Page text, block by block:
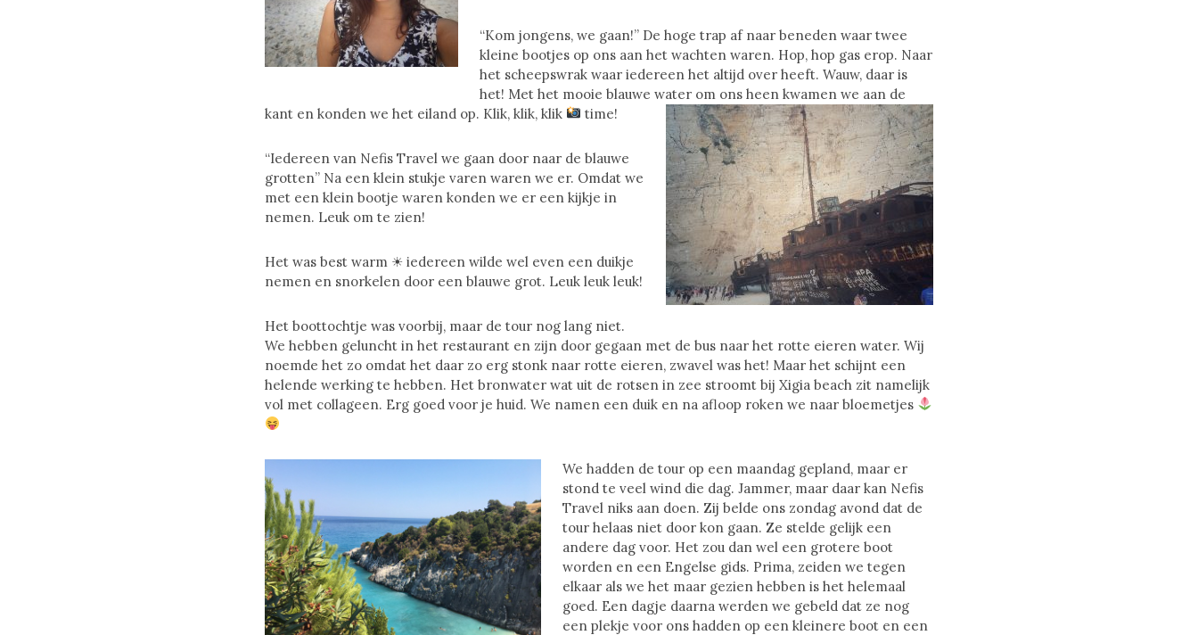
“Kom jongens, we gaan!” De hoge trap af naar beneden waar twee
kleine bootjes op ons aan het wachten waren. Hop, hop gas erop. Naar
het scheepswrak waar iedereen het altijd over heeft. Wauw, daar is
het! Met het mooie blauwe water om ons heen kwamen we aan de
kant en konden we het eiland op. Klik, klik, klik
time!
“Iedereen van Nefis Travel we gaan door naar de blauwe
grotten” Na een klein stukje varen waren we er. Omdat we
met een klein bootje waren konden we er een kijkje in
nemen. Leuk om te zien!
Het was best warm ☀ iedereen wilde wel even een duikje
nemen en snorkelen door een blauwe grot. Leuk leuk leuk!
Het boottochtje was voorbij, maar de tour nog lang niet.
We hebben geluncht in het restaurant en zijn door gegaan met de bus naar het rotte eieren water. Wij
noemde het zo omdat het daar zo erg stonk naar rotte eieren, zwavel was het! Maar het schijnt een
helende werking te hebben. Het bronwater wat uit de rotsen in zee stroomt bij Xigia beach zit namelijk
vol met collageen. Erg goed voor je huid. We namen een duik en na afloop roken we naar bloemetjes
We hadden de tour op een maandag gepland, maar er
stond te veel wind die dag. Jammer, maar daar kan Nefis
Travel niks aan doen. Zij belde ons zondag avond dat de
tour helaas niet door kon gaan. Ze stelde gelijk een
andere dag voor. Het zou dan wel een grotere boot
worden en een Engelse gids. Prima, zeiden we tegen
elkaar als we het maar gezien hebben is het helemaal
goed. Een dagje daarna werden we gebeld dat ze nog
een plekje voor ons hadden op een kleinere boot en een